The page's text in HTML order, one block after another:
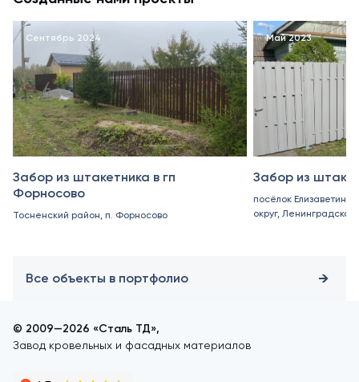
Сентябрь 2024
Забор из штакетника в гп
Форносово
Тосненский район, п. Форносово
Май 2023
Забор из
посёлок
округ, Ленинградская
Все объекты в портфолио
© 2009—2026 «Сталь ТД»,
Завод кровельных и фасадных материалов